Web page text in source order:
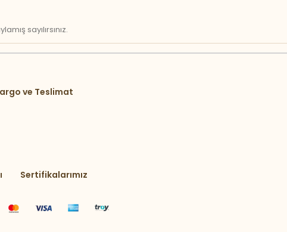
sayılırsınız.
ve Teslimat
Sertifikalarımız